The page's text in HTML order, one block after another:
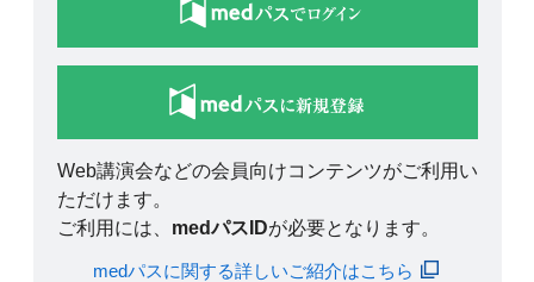
Web講演会などの会員向けコンテンツがご利用い
ただけます。
ご利用には、 medパスIDが必要となります。
medパスに関する詳しいご紹介はこちら